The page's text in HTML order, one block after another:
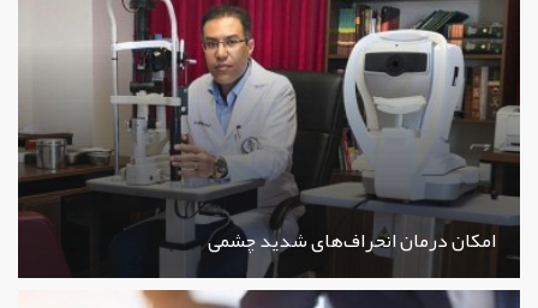
امکان درمان انحراف‌های شدید چشمی